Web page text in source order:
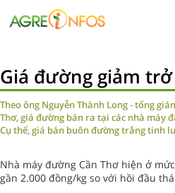
Giá đường giảm
Theo ông Nguyễn Thành Long - tổng
Thơ, giá đường bán ra tại các nhà máy
Cụ thể, giá bán buôn đường trắng tinh
Nhà máy đường Cần Thơ hiện ở
gần 2.000 đồng/kg so với hồi đầu